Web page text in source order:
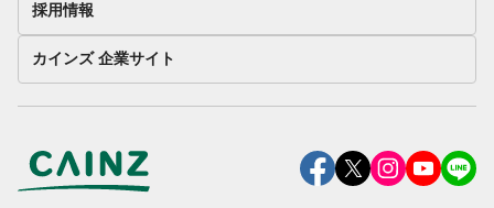
採用情報
カインズ 企業サイト